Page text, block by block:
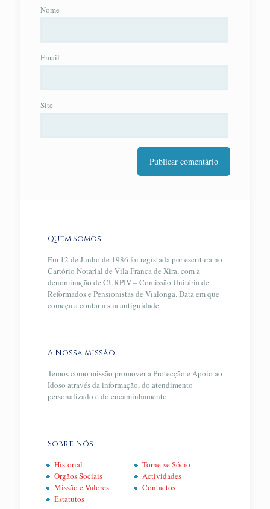
Nome
Email
Site
Quem Somos
Em 12 de Junho de 1986 foi registada por escritura no
Cartório Notarial de Vila Franca de Xira, com a
denominação de CURPIV – Comissão Unitária de
Reformados e Pensionistas de Vialonga. Data em que
começa a contar a sua antiguidade.
A Nossa Missão
Temos como missão promover a Protecção e Apoio ao
Idoso através da informação, do atendimento
personalizado e do encaminhamento.
Sobre Nós
Historial
Orgãos Sociais
Missão e Valores
Estatutos
Torne-se Sócio
Actividades
Contactos